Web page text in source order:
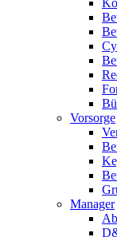
Vorsorge
Manager